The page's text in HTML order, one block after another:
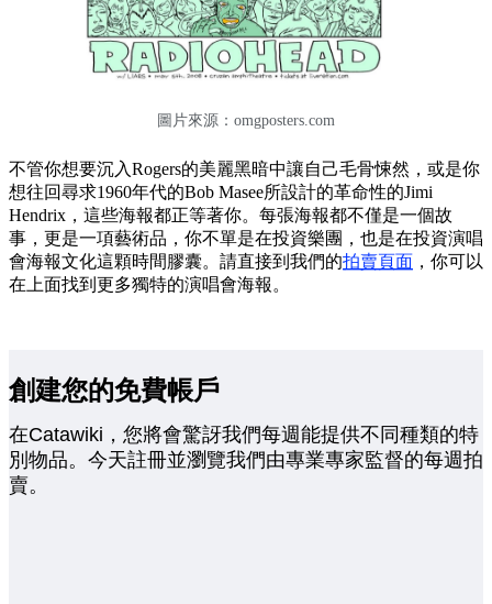
圖片來源： omgposters.com
不管你想要沉入Rogers的美麗黑暗中讓自己毛骨悚然，或是你
想往回尋求1960年代的Bob Masee所設計的革命性的Jimi
Hendrix，這些海報都正等著你。每張海報都不僅是一個故
事，更是一項藝術品，你不單是在投資樂團，也是在投資演唱
會海報文化這顆時間膠囊。請直接到我們的拍賣頁面 ，你可以
在上面找到更多獨特的演唱會海報。
創建您的免費帳戶
在Catawiki，您將會驚訝我們每週能提供不同種類的特
別物品。今天註冊並瀏覽我們由專業專家監督的每週拍
賣。